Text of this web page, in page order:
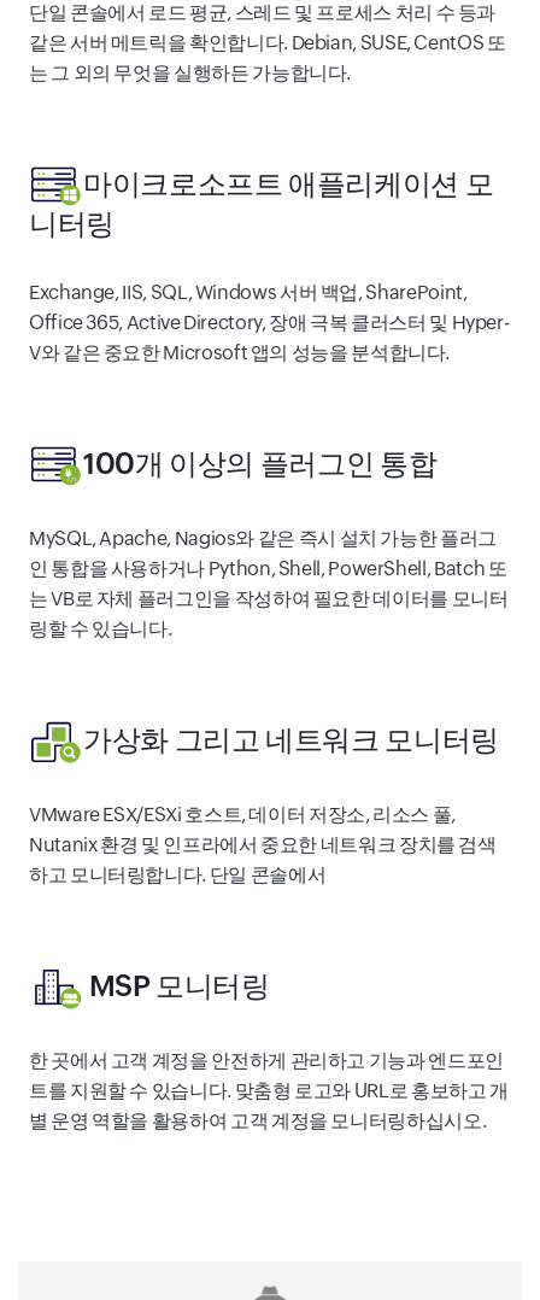
단일 콘솔에서 로드 평균, 스레드 및 프로세스 처리 수 등과
같은 서버 메트릭을 확인합니다. Debian, SUSE, CentOS 또
는 그 외의 무엇을 실행하든 가능합니다.
마이크로소프트 애플리케이션 모
니터링
Exchange, IIS, SQL, Windows 서버 백업, SharePoint,
Office 365, Active Directory, 장애 극복 클러스터 및 Hyper-
V와 같은 중요한 Microsoft 앱의 성능을 분석합니다.
100개 이상의 플러그인 통합
MySQL, Apache, Nagios와 같은 즉시 설치 가능한 플러그
인 통합을 사용하거나 Python, Shell, PowerShell, Batch 또
는 VB로 자체 플러그인을 작성하여 필요한 데이터를 모니터
링할 수 있습니다.
가상화 그리고 네트워크 모니터링
VMware ESX/ESXi 호스트, 데이터 저장소, 리소스 풀,
Nutanix 환경 및 인프라에서 중요한 네트워크 장치를 검색
하고 모니터링합니다. 단일 콘솔에서
MSP 모니터링
한 곳에서 고객 계정을 안전하게 관리하고 기능과 엔드포인
트를 지원할 수 있습니다. 맞춤형 로고와 URL로 홍보하고 개
별 운영 역할을 활용하여 고객 계정을 모니터링하십시오.